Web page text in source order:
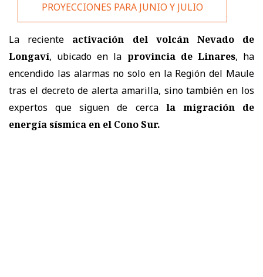
PROYECCIONES PARA JUNIO Y JULIO
La reciente activación del volcán Nevado de
Longaví, ubicado en la provincia de Linares, ha
encendido las alarmas no solo en la Región del Maule
tras el decreto de alerta amarilla, sino también en los
expertos que siguen de cerca la migración de
energía sísmica en el Cono Sur.